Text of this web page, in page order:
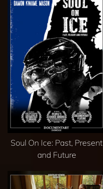
Soul On Ice: Past, Present
and Future